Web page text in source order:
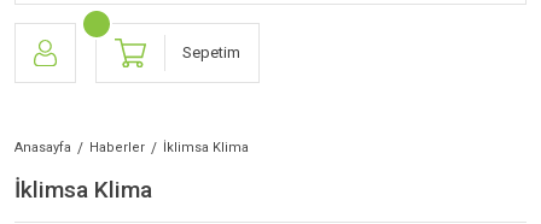
Sepetim
Anasayfa Haberler İklimsa Klima
İklimsa Klima